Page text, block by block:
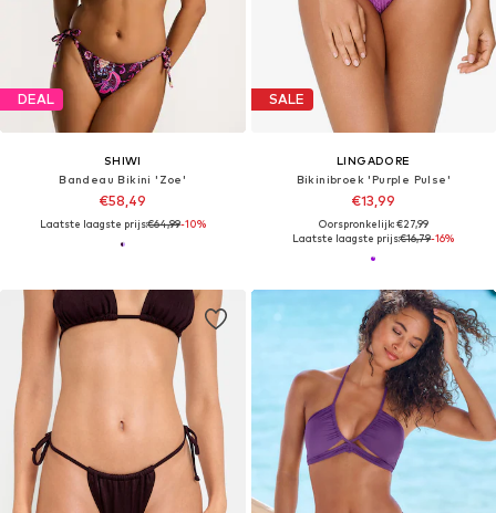
DEAL
SHIWI
Bandeau Bikini 'Zoe'
€58,49
Laatste laagste prijs:€64,99-10%
SALE
LINGADORE
Bikinibroek 'Purple Pulse'
€13,99
Oorspronkelijk: €27,99
Laatste laagste prijs:€16,79-16%